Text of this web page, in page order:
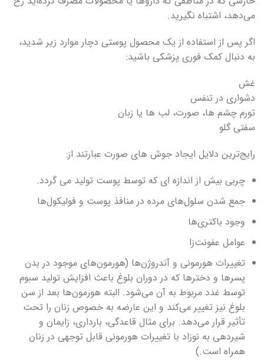
می‌دهد، اشتباه نگیرید.
اگر پس از استفاده از یک محصول پوستی دچار موارد زیر شدید،
به دنبال کمک فوری پزشکی باشید:
غش
دشواری در تنفس
تورم چشم ها، صورت، لب ها یا زبان
سفتی گلو
رایج‌ترین دلایل ایجاد جوش های صورت عبارتند از:
چربی بیش از اندازه ای که توسط پوست تولید می گردد.
جمع شدن سلول‌های مرده در منافذ پوست و فولیکول‌ها
وجود باکتری‌ها
عوامل عفونت‌زا
تغییرات هورمونی و آندروژن‌ها (هورمون‌های موجود در بدن
پسرها و دخترها که در دوران بلوغ باعث افزایش تولید سبوم
توسط غدد مربوط به آن می‌شود. البته هورمون‌ها بعد از سن
بلوغ نیز تغییر می‌کند و این عارضه به خصوص زنان را تحت
تأثیر قرار می‌دهد. برای مثال قاعدگی، بارداری، زایمان و
شیردهی به نوزاد با تغییرات هورمونی قابل توجهی در زنان
همراه است.)